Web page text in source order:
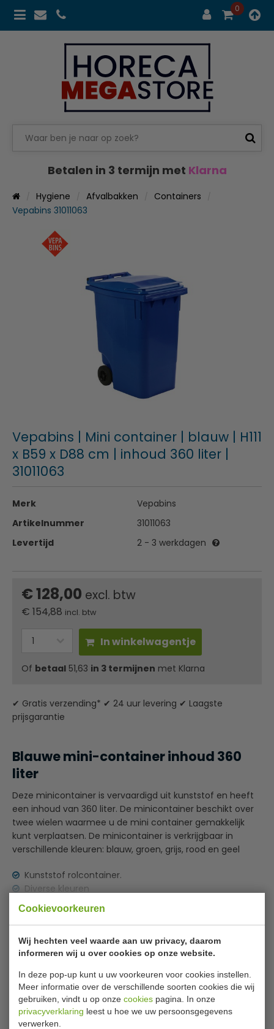
Cookievoorkeuren
Wij hechten veel waarde aan uw privacy, daarom
informeren wij u over cookies op onze website.
In deze pop-up kunt u uw voorkeuren voor cookies instellen.
Meer informatie over de verschillende soorten cookies die wij
gebruiken, vindt u op onze cookies pagina. In onze
privacyverklaring leest u hoe we uw persoonsgegevens
verwerken.
0
Betalen in 3 termijn met Klarna
Hygiene Afvalbakken
Containers
Vepabins 31011063
Vepabins | Mini container | blauw | H111
x B59 x D88 cm | inhoud 360 liter |
31011063
Merk
Vepabins
Artikelnummer
31011063
Levertijd
2 - 3 werkdagen
€ 128,00 excl. btw
€ 154,88 incl. btw
In winkelwagentje
Of betaal 51,63 in 3 termijnen met Klarna
✔ Gratis verzending* ✔ 24 uur levering ✔ Laagste
prijsgarantie
Blauwe mini-container inhoud 360
liter
Deze minicontainer is vervaardigd uit kunststof en heeft
een inhoud van 360 liter. De minicontainer beschikt over
twee wielen waarmee u de mini container gemakkelijk
kunt verplaatsen. De minicontainer is verkrijgbaar in
verschillende kleuren: blauw, groen, grijs, rood en geel
Kunststof rolcontainer.
Diverse kleuren
Inhoud 360 Liter
Lees meer
Model
VB 360000 Blauw
Bestelnummer
31011063
B x L x H
59 x 88 x 111 cm
Inhoud
360 liter